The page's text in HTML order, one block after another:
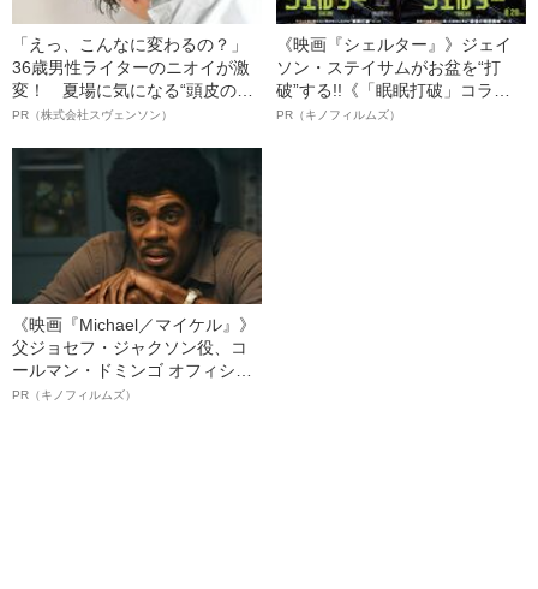
「えっ、こんなに変わるの？」
36歳男性ライターのニオイが激
変！ 夏場に気になる“頭皮のニ
オイ”や“ベタつき”を解消す
ト”が生み出した徹底ケアとは
PR（株式会社スヴェンソン）
《映画『シェルター』》ジェイ
ソン・ステイサムがお盆を“打
破”する!!《「眠眠打破」コラ
ボ》
PR（キノフィルムズ）
《映画『Michael／マイケル』》
父ジョセフ・ジャクソン役、コ
ールマン・ドミンゴ オフィシャ
ルインタビュー“観客を魅了した
PR（キノフィルムズ）